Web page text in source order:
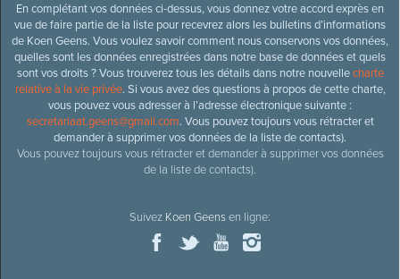
En complétant vos données ci-dessus, vous donnez votre accord exprès en
vue de faire partie de la liste pour recevrez alors les bulletins d’informations
de Koen Geens. Vous voulez savoir comment nous conservons vos données,
quelles sont les données enregistrées dans notre base de données et quels
sont vos droits ? Vous trouverez tous les détails dans notre nouvellecharte
relative à la vie privée. Si vous avez des questions à propos de cette charte,
vous pouvez vous adresser à l’adresse électronique suivante :
secretariaat.geens@gmail.com. Vous pouvez toujours vous rétracter et
demander à supprimer vos données de la liste de contacts).
Vous pouvez toujours vous rétracter et demander à supprimer vos données
de la liste de contacts).
Suivez Koen Geensen ligne: